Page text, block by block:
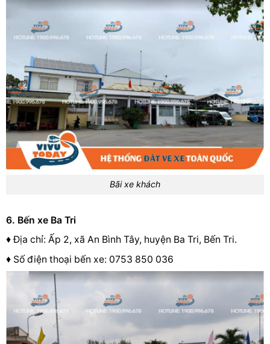
Bãi xe khách
6. Bến xe Ba Tri
♦ Địa chỉ: Ấp 2, xã An Bình Tây, huyện Ba Tri, Bến Tri.
♦ Số điện thoại bến xe: 0753 850 036